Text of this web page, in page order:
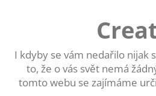
I kdyby se vám nedařilo nijak
to, že o vás svět nemá
tomto webu se zajímáme